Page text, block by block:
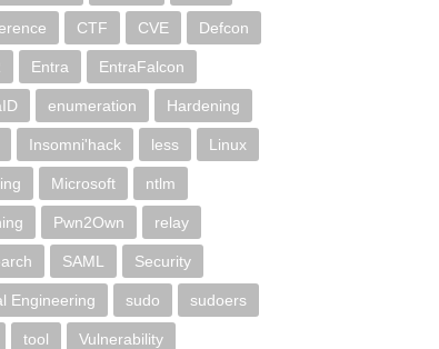
CTF CVE Defcon
Entra EntraFalcon
enumeration Hardening
Insomni'hack less Linux
Microsoft ntlm
Pwn2Own relay
SAML Security
Engineering sudo sudoers
tool Vulnerability